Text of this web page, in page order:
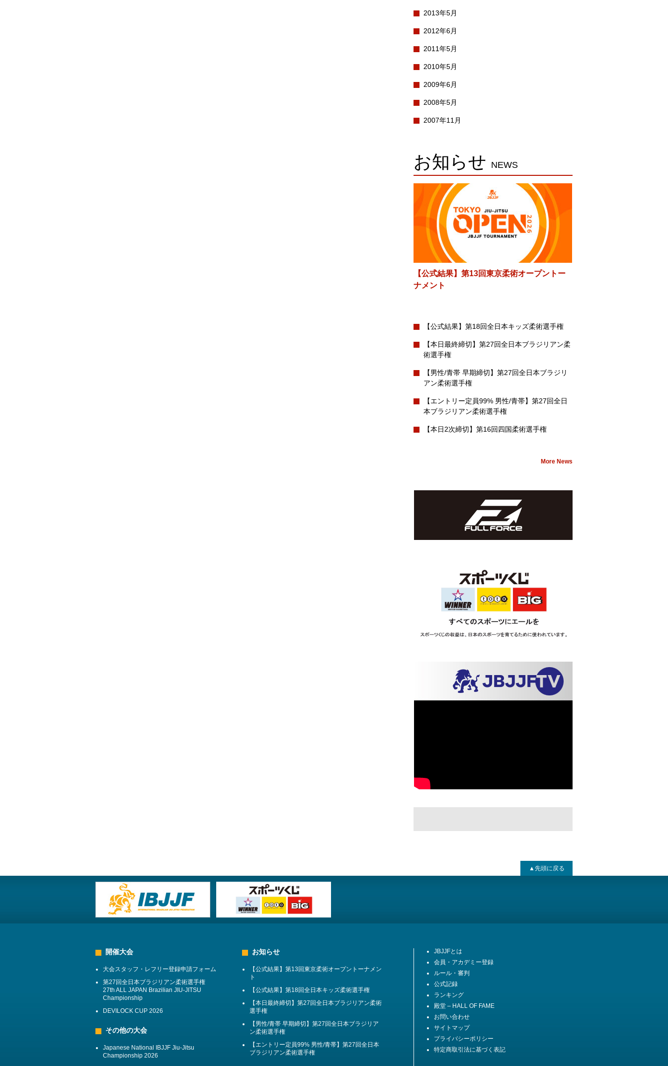
2013年5月
2012年6月
2011年5月
2010年5月
2009年6月
2008年5月
2007年11月
お知らせ NEWS
【公式結果】第13回東京柔術オープントー
ナメント
【公式結果】第18回全日本キッズ柔術選手権
【本日最終締切】第27回全日本ブラジリアン柔
術選手権
【男性/青帯 早期締切】第27回全日本ブラジリ
アン柔術選手権
【エントリー定員99% 男性/青帯】第27回全日
本ブラジリアン柔術選手権
【本日2次締切】第16回四国柔術選手権
More News
▲先頭に戻る
開催大会
大会スタッフ・レフリー登録申請フォーム
第27回全日本ブラジリアン柔術選手権
27th ALL JAPAN Brazilian JIU-JITSU
Championship
DEVILOCK CUP 2026
その他の大会
Japanese National IBJJF Jiu-Jitsu
Championship 2026
お知らせ
【公式結果】第13回東京柔術オープントーナメン
ト
【公式結果】第18回全日本キッズ柔術選手権
【本日最終締切】第27回全日本ブラジリアン柔術
選手権
【男性/青帯 早期締切】第27回全日本ブラジリア
ン柔術選手権
【エントリー定員99% 男性/青帯】第27回全日本
ブラジリアン柔術選手権
JBJJFとは
会員・アカデミー登録
ルール・審判
公式記録
ランキング
殿堂 – HALL OF FAME
お問い合わせ
サイトマップ
プライバシーポリシー
特定商取引法に基づく表記